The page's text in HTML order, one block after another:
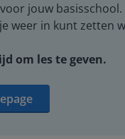
jouw
weer in kunt zetten
om les te geven.